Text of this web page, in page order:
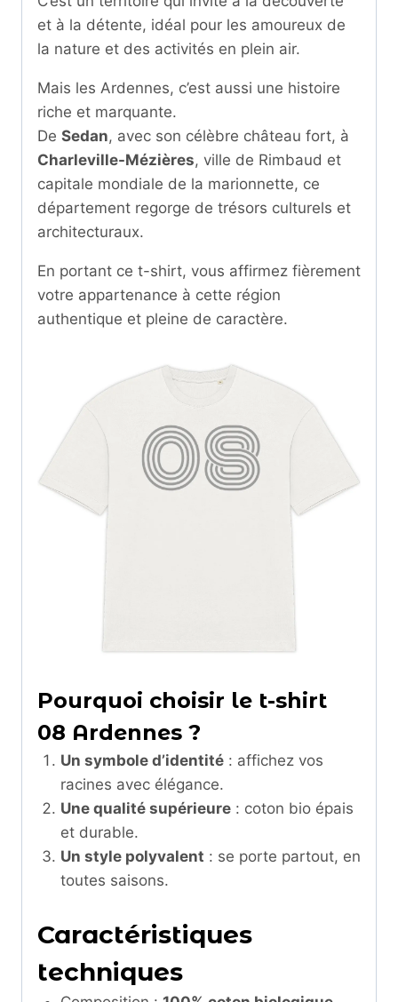
et à la détente, idéal pour les amoureux de
la nature et des activités en plein air.
Mais les Ardennes, c’est aussi une histoire
riche et marquante.
De Sedan, avec son célèbre château fort, à
Charleville-Mézières, ville de Rimbaud et
capitale mondiale de la marionnette, ce
département regorge de trésors culturels et
architecturaux.
En portant ce t-shirt, vous affirmez fièrement
votre appartenance à cette région
authentique et pleine de caractère.
Pourquoi choisir le t-shirt
08 Ardennes ?
Un symbole d’identité: affichez vos
racines avec élégance.
Une qualité supérieure: coton bio épais
et durable.
Un style polyvalent : se porte partout, en
toutes saisons.
Caractéristiques
techniques